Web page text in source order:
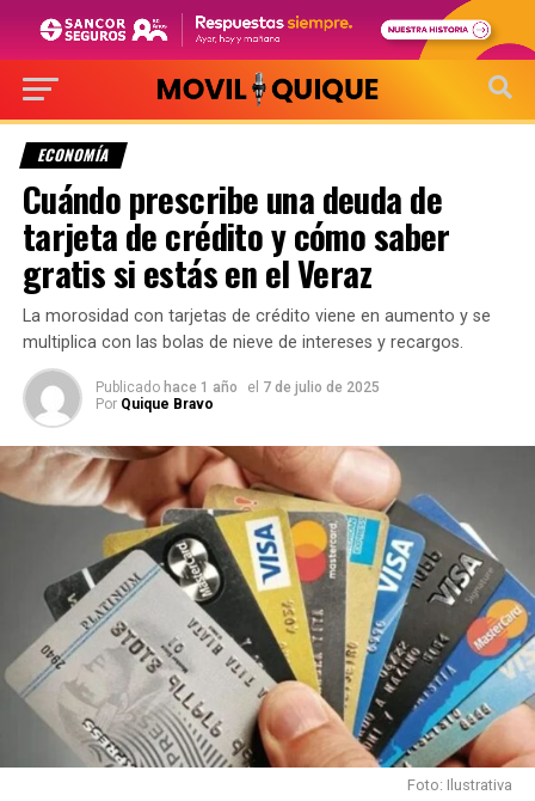
ECONOMÍA
Cuándo prescribe una deuda de
tarjeta de crédito y cómo saber
gratis si estás en el Veraz
La morosidad con tarjetas de crédito viene en aumento y se
multiplica con las bolas de nieve de intereses y recargos.
Publicado hace 1 año el 7 de julio de 2025
Por Quique Bravo
Foto: Ilustrativa